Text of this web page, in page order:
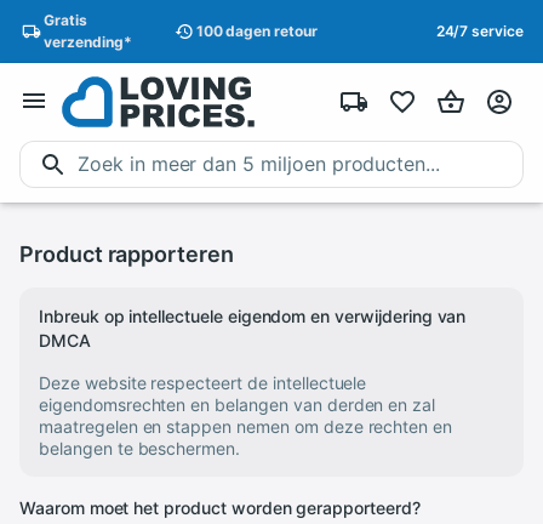
Gratis
verzending*
100 dagen retour 24/7 service
Product rapporteren
Inbreuk op intellectuele eigendom en verwijdering van
DMCA
Deze website respecteert de intellectuele
eigendomsrechten en belangen van derden en zal
maatregelen en stappen nemen om deze rechten en
belangen te beschermen.
Waarom moet het product worden gerapporteerd?